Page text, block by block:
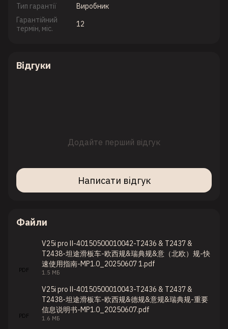
Тип гарантії
Виробник
Гарантійний
термін, міс.
12
Відгуки
Додайте перший відгук
Написати відгук
Файли
PDF
V25i pro Ⅱ-40150500010042-T2436 & T2437 &
T2438-坦途滑板车-欧西规&瑞典规&意（北欧）规-快
速使用指南-MP1.0_20250607 1.pdf
1.5 МБ
PDF
V25i pro Ⅱ-40150500010043-T2436 & T2437 &
T2438-坦途滑板车-欧西规&德规&意规&瑞典规-重要
信息说明书-MP1.0_20250607.pdf
1.6 МБ